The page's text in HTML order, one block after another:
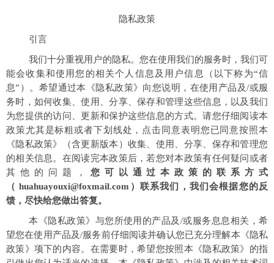
隐私政策
引言
我们十分重视用户的隐私。您在使用我们的服务时，我们可
能会收集和使用您的相关个人信息及用户信息（以下称为“信
息”）。希望通过本《隐私政策》向您说明，在使用产品及/或服
务时，如何收集、使用、分享、保存和管理这些信息，以及我们
为您提供的访问、更新和保护这些信息的方式。请您仔细阅读本
政策尤其是标粗或者下划线处，点击同意表明您已同意按照本
《隐私政策》（含更新版本）收集、使用、分享、保存和管理您
的相关信息。在阅读完本政策后，若您对本政策有任何疑问或者
其他的问题， 您可以通过本政策的联系方式
（huahuayouxi@foxmail.com ）联系我们，我们会根据您的反
馈，尽快给您做出答复。
本《隐私政策》与您所使用的产品及/或服务息息相关，希
望您在使用产品及/服务前仔细阅读并确认您已充分理解本《隐私
政策》项下的内容。在需要时，希望您按照本《隐私政策》的指